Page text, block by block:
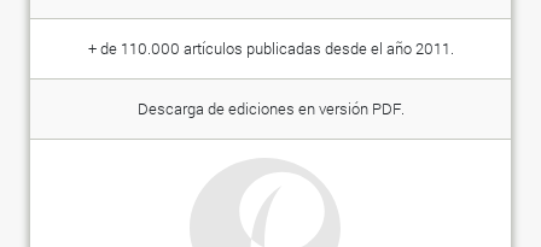
+ de 110.000 artículos publicadas desde el año 2011.
Descarga de ediciones en versión PDF.